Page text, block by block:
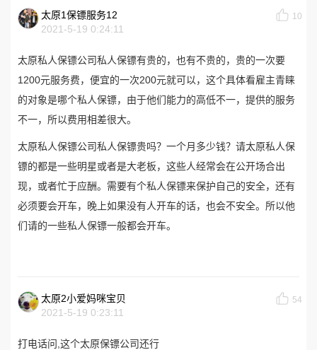
太原1保镖服务12
2021-5-19 0:24:11
10
太原私人保镖公司私人保镖有贵的，也有不贵的，贵的一次要
1200元服务费，便宜的一次200元就可以，这个具体看雇主青睐
的对象是哪个私人保镖，由于他们能力的高低不一，提供的服务
不一，所以费用相差很大。
太原私人保镖公司私人保镖贵吗？一个月多少钱？请太原私人保
镖的都是一些明星或者是大老板，这些人经常会在公开场合出
现，或者忙于应酬。需要有个私人保镖来保护自己的安全，还有
必须要会开车，晚上如果没有人开车的话，也会不安全。所以他
们请的一些私人保镖一般都会开车。
太原2小爱妈咪宝贝
2021-5-19 0:23:11
54
打电话问,这个太原保镖公司还行